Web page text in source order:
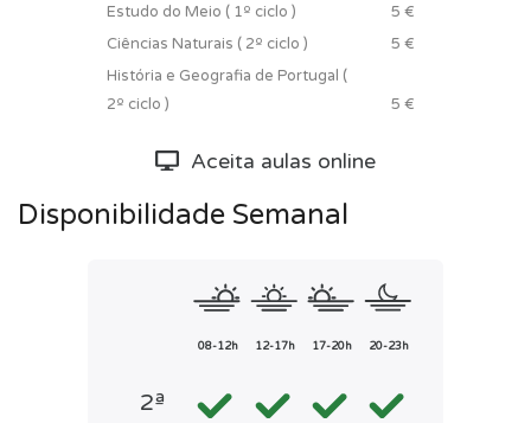
Estudo do Meio ( 1º ciclo )
5 €
Ciências Naturais ( 2º ciclo )
5 €
História e Geografia de Portugal (
2º ciclo )
5 €
Aceita aulas online
Disponibilidade Semanal
08-12h 12-17h 17-20h 20-23h
2ª